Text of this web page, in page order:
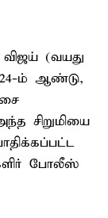
(வயது
ம் ஆண்டு,
சிறுமியை
போலீஸ்